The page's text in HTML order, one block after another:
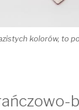
kolorów, to